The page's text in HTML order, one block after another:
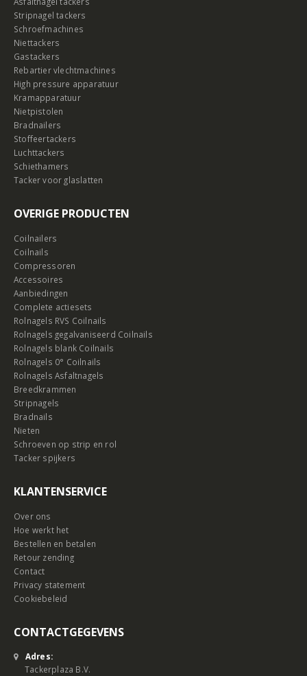
Stripnagel tackers
Schroefmachines
Niettackers
Gastackers
Rebartier vlechtmachines
High pressure apparatuur
Kramapparatuur
Nietpistolen
Bradnailers
Stoffeertackers
Luchttackers
Schiethamers
Tacker voor glaslatten
OVERIGE PRODUCTEN
Coilnailers
Coilnails
Compressoren
Accessoires
Aanbiedingen
Complete actiesets
Rolnagels RVS Coilnails
Rolnagels gegalvaniseerd Coilnails
Rolnagels blank Coilnails
Rolnagels 0° Coilnails
Rolnagels Asfaltnagels
Breedkrammen
Stripnagels
Bradnails
Nieten
Schroeven op strip en rol
Tacker spijkers
KLANTENSERVICE
Over ons
Hoe werkt het
Bestellen en betalen
Retour zending
Contact
Privacy statement
Cookiebeleid
CONTACTGEGEVENS
Adres:
Tackerplaza B.V.